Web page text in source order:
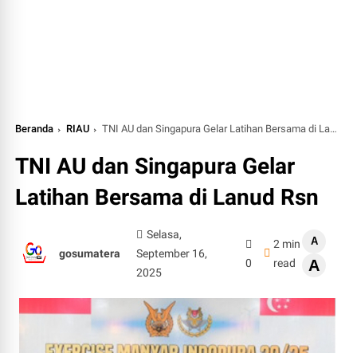
Beranda RIAU TNI AU dan Singapura Gelar Latihan Bersama di Lanud Rsn
TNI AU dan Singapura Gelar
Latihan Bersama di Lanud Rsn
gosumatera
Selasa,
September 16,
2025
0
2 min
read
A
A